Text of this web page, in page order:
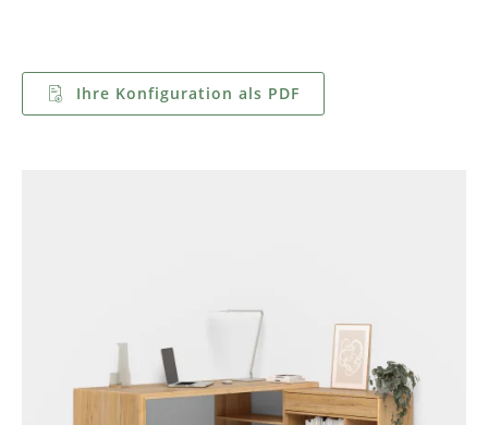
Ihre Konfiguration als PDF